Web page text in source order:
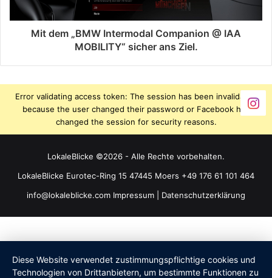
Mit dem „BMW Intermodal Companion @ IAA
MOBILITY“ sicher ans Ziel.
Error validating access token: The session has been invalidated
because the user changed their password or Facebook has
changed the session for security reasons.
LokaleBlicke ©2026 - Alle Rechte vorbehalten.
LokaleBlicke Eurotec-Ring 15 47445 Moers +49 176 61 101 464
info@lokaleblicke.com Impressum Datenschutzerklärung
Diese Website verwendet zustimmungspflichtige cookies und
Technologien von Drittanbietern, um bestimmte Funktionen zu